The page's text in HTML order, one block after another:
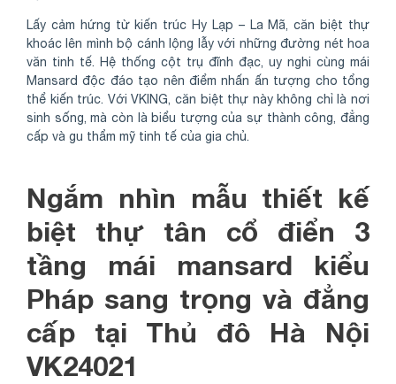
Lấy cảm hứng từ kiến trúc Hy Lạp – La Mã, căn biệt thự
khoác lên mình bộ cánh lộng lẫy với những đường nét hoa
văn tinh tế. Hệ thống cột trụ đĩnh đạc, uy nghi cùng mái
Mansard độc đáo tạo nên điểm nhấn ấn tượng cho tổng
thể kiến trúc. Với VKING, căn biệt thự này không chỉ là nơi
sinh sống, mà còn là biểu tượng của sự thành công, đẳng
cấp và gu thẩm mỹ tinh tế của gia chủ.
Ngắm nhìn mẫu thiết kế
biệt thự tân cổ điển 3
tầng mái mansard kiểu
Pháp sang trọng và đẳng
cấp tại Thủ đô Hà Nội
VK24021